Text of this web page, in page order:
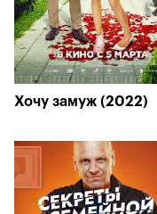
Хочу замуж (2022)